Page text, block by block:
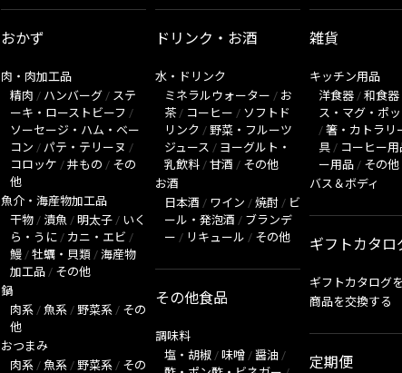
おかず
肉・肉加工品
精肉 / ハンバーグ / ステ
ーキ・ローストビーフ /
ソーセージ・ハム・ベー
コン / パテ・テリーヌ /
コロッケ / 丼もの / その
他
魚介・海産物加工品
干物 / 漬魚 / 明太子 / いく
ら・うに / カニ・エビ /
鰻 / 牡蠣・貝類 / 海産物
加工品 / その他
鍋
肉系 / 魚系 / 野菜系 / その
他
おつまみ
肉系 / 魚系 / 野菜系 / その
ドリンク・お酒
水・ドリンク
ミネラルウォーター / お
茶 / コーヒー / ソフトド
リンク / 野菜・フルーツ
ジュース / ヨーグルト・
乳飲料 / 甘酒 / その他
お酒
日本酒 / ワイン / 焼酎 / ビ
ール・発泡酒 / ブランデ
ー / リキュール / その他
その他食品
調味料
塩・胡椒 / 味噌 / 醤油 /
雑貨
キッチン用品
洋食器 / 和食器
ス・マグ・ポ
/ 箸・カトラリ
具 / コーヒー用
ー用品 / その他
バス＆ボディ
ギフトカタロ
ギフトカタログ
商品を交換する
定期便